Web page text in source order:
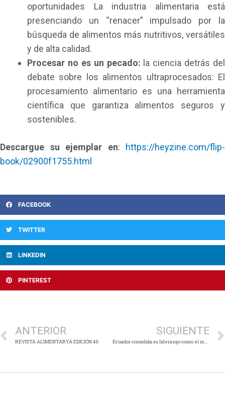
oportunidades La industria alimentaria está
presenciando un “renacer” impulsado por la
búsqueda de alimentos más nutritivos, versátiles
y de alta calidad.
Procesar no es un pecado: la ciencia detrás del
debate sobre los alimentos ultraprocesados: El
procesamiento alimentario es una herramienta
científica que garantiza alimentos seguros y
sostenibles.
Descargue su ejemplar en: https://heyzine.com/flip-
book/02900f1755.html
FACEBOOK
TWITTER
LINKEDIN
PINTEREST
ANTERIOR
REVISTA ALIMENTARYÁ EDICIÓN 46
SIGUIENTE